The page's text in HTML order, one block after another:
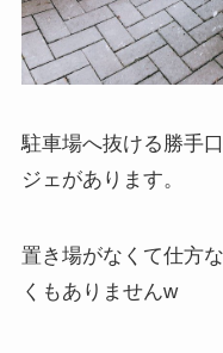
駐車場へ抜ける勝手
ジェがあります。
置き場がなくて仕方
くもありませんw